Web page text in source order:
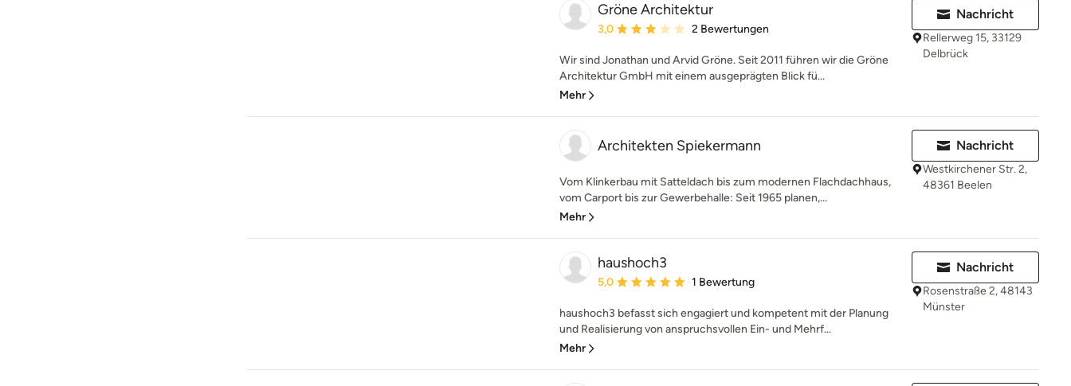
Gröne Architektur
Durchschnittliche Bewertung: 3 von 5 Sternen
3,0 2 Bewertungen
Wir sind Jonathan und Arvid Gröne. Seit 2011 führen wir die Gröne
Architektur GmbH mit einem ausgeprägten Blick fü...
Mehr
Nachricht
Rellerweg 15, 33129
Delbrück
Architekten Spiekermann
Vom Klinkerbau mit Satteldach bis zum modernen Flachdachhaus,
vom Carport bis zur Gewerbehalle: Seit 1965 planen,...
Mehr
Nachricht
Westkirchener Str. 2,
48361 Beelen
haushoch3
Durchschnittliche Bewertung: 5 von 5 Sternen
5,0 1 Bewertung
haushoch3 befasst sich engagiert und kompetent mit der Planung
und Realisierung von anspruchsvollen Ein- und Mehrf...
Mehr
Nachricht
Rosenstraße 2, 48143
Münster